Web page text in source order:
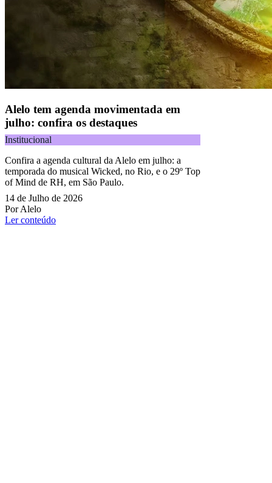
Alelo tem agenda movimentada em
julho: confira os destaques
Institucional
Confira a agenda cultural da Alelo em julho: a
temporada do musical Wicked, no Rio, e o 29º Top
of Mind de RH, em São Paulo.
14 de Julho de 2026
Por Alelo
Ler conteúdo